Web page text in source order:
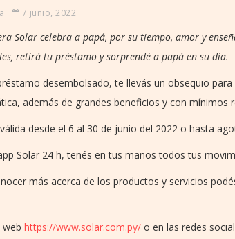
7 junio, 2022
Solar celebra a papá, por su tiempo, amor y
retirá tu préstamo y sorprendé a papá en su día.
desembolsado, te llevás un obsequio
además de grandes beneficios y con mínimos
desde el 6 al 30 de junio del 2022 o hasta
Solar 24 h, tenés en tus manos todos tus
más acerca de los productos y servicios
web https://www.solar.com.py/ o en las redes